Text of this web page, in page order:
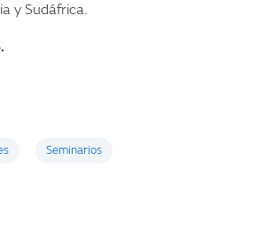
Moldavia y Sudáfrica.
Seminarios